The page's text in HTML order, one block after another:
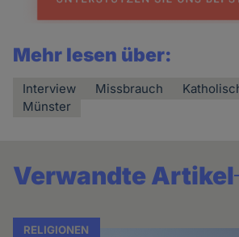
Mehr lesen über:
Interview Missbrauch
Münster
Verwandte Artikel
RELIGIONEN